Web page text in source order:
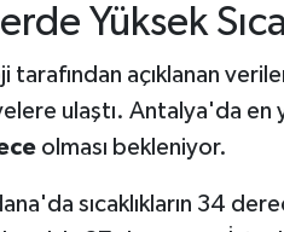
Yüksek
açıklanan
ulaştı. Antalya'da en
olması bekleniyor.
sıcaklıkların 34